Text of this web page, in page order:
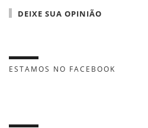
DEIXE SUA OPINIÃO
ESTAMOS NO FACEBOOK